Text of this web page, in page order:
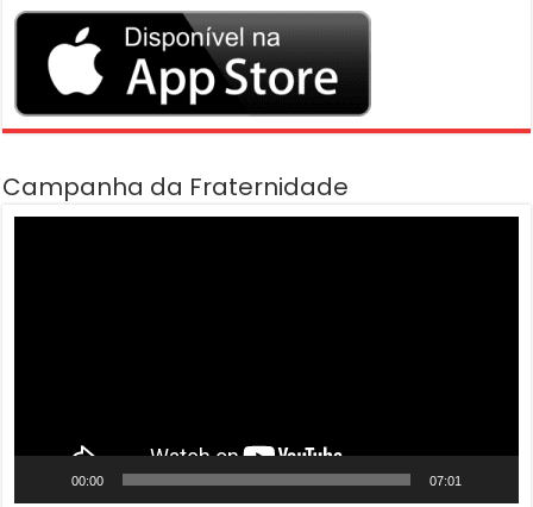
Campanha da Fraternidade
00:00 07:01